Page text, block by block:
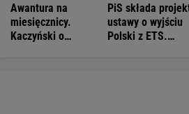
Awantura na
miesięcznicy.
Kaczyński o
PiS składa
ustawy o wyjściu
Polski z ETS.